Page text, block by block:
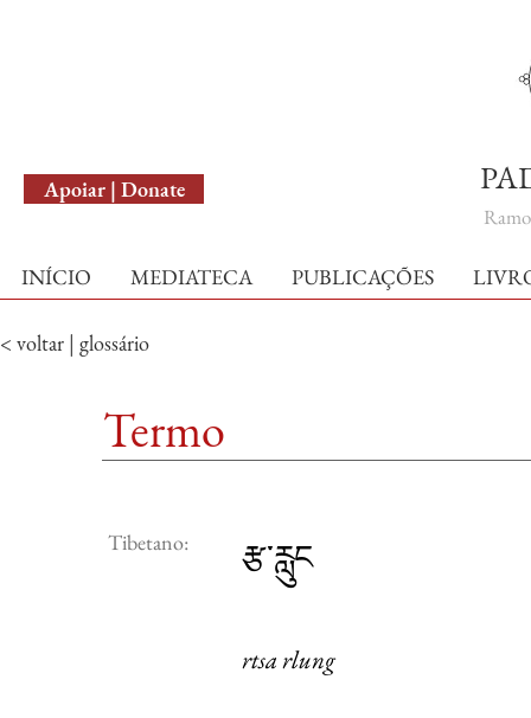
Apoiar | Donate
INÍCIO MEDIATECA PUBLICAÇÕES
< voltar | glossário
Termo
Tibetano: རྩ་རླུང
rtsa rlung